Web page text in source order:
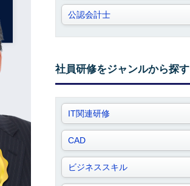
公認会計士
社員研修をジャンルから探す
IT関連研修
CAD
ビジネススキル